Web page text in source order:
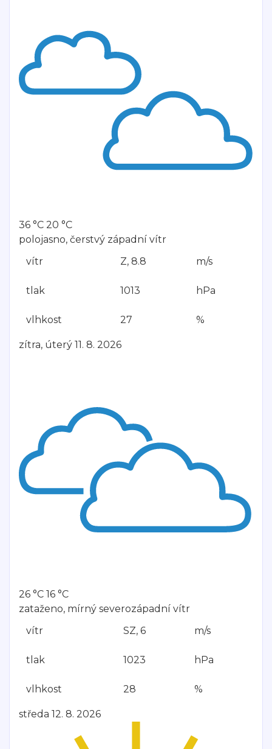
36 °C 20 °C
polojasno, čerstvý západní vítr
vítr
Z, 8.8 m/s
tlak 1013 hPa
vlhkost 27 %
zítra, úterý 11. 8. 2026
26 °C 16 °C
zataženo, mírný severozápadní vítr
vítr
SZ, 6 m/s
tlak 1023 hPa
vlhkost 28 %
středa 12. 8. 2026